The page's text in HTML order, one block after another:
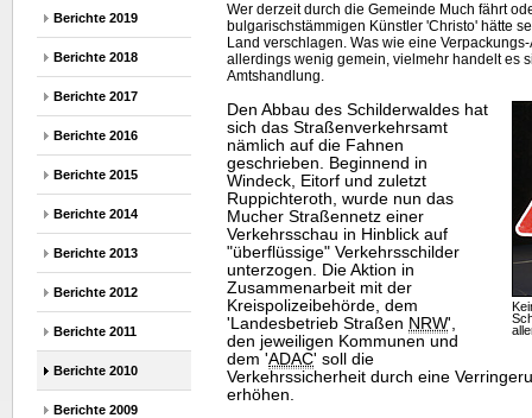
Berichte 2019
Berichte 2018
Berichte 2017
Berichte 2016
Berichte 2015
Berichte 2014
Berichte 2013
Berichte 2012
Berichte 2011
Berichte 2010
Berichte 2009
Wer derzeit durch die Gemeinde Much fährt
bulgarischstämmigen Künstler 'Christo' hätte
Land verschlagen. Was wie eine
allerdings wenig gemein, vielmehr handelt es
Amtshandlung.
Den Abbau des Schilderwaldes hat
sich das Straßenverkehrsamt
nämlich auf die Fahnen
geschrieben. Beginnend in
Windeck, Eitorf und zuletzt
Ruppichteroth, wurde nun das
Mucher Straßennetz einer
Verkehrsschau in Hinblick auf
"überflüssige" Verkehrsschilder
unterzogen. Die Aktion in
Zusammenarbeit mit der
Kreispolizeibehörde, dem
'Landesbetrieb Straßen NRW',
den jeweiligen Kommunen und
dem 'ADAC' soll die
Verkehrssicherheit durch eine
erhöhen.